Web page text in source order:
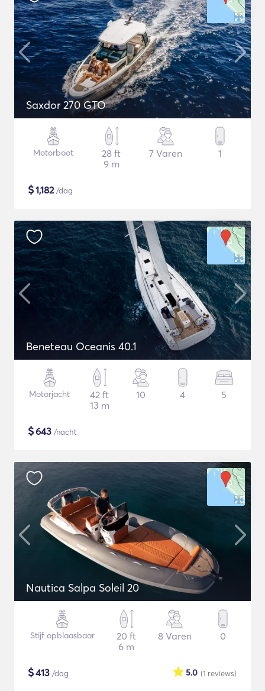
Saxdor 270 GTO
Motorboot
28 ft
9 m
7 Varen 1
$1,182/dag
Beneteau Oceanis 40.1
Motorjacht
42 ft
13 m
10 4 5
$643 /nacht
Nautica Salpa Soleil 20
Stijf opblaasbaar
20 ft
6 m
8 Varen 0
$413 /dag (1 reviews)
5.0